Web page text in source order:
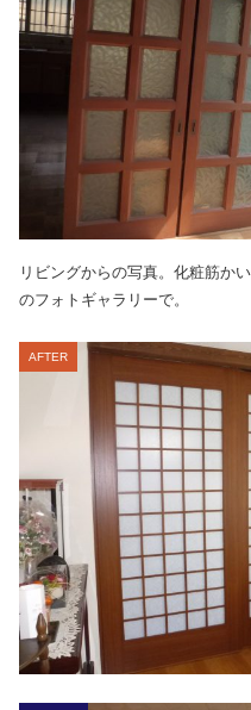
リビングからの写真。化粧筋か
のフォトギャラリーで。
AFTER